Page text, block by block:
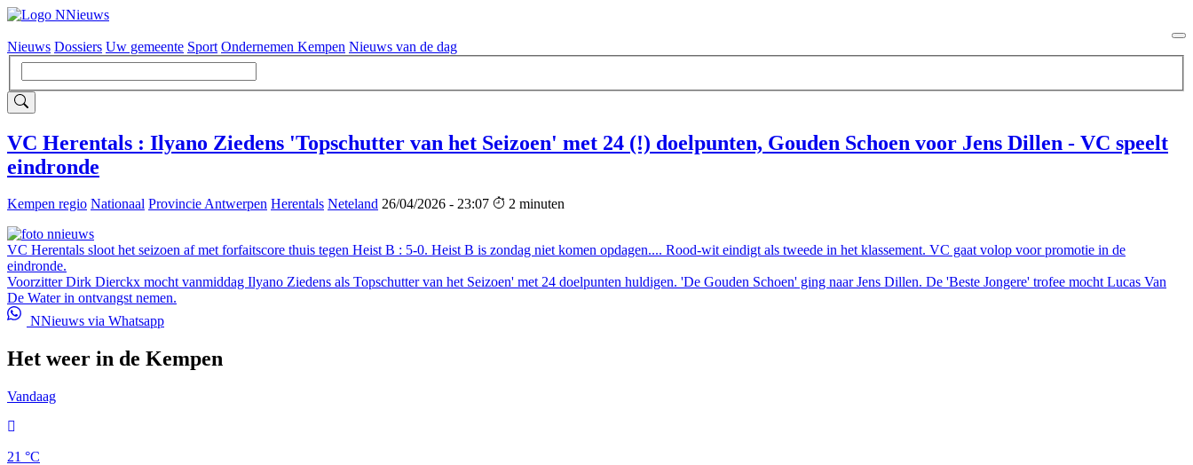
Hoofdnavigatie
Nieuws Dossiers Uw gemeente Sport Ondernemen Kempen Nieuws van de dag
VC Herentals : Ilyano Ziedens 'Topschutter van het Seizoen' met 24 (!) doelpunten, Gouden Schoen voor Jens Dillen - VC speelt
eindronde
Kempen regio Nationaal Provincie Antwerpen Herentals Neteland 26/04/2026 - 23:07 2 minuten
VC Herentals sloot het seizoen af met forfaitscore thuis tegen Heist B : 5-0. Heist B is zondag niet komen opdagen.... Rood-wit eindigt als tweede in het klassement. VC gaat volop voor promotie in de
eindronde.
Voorzitter Dirk Dierckx mocht vanmiddag Ilyano Ziedens als Topschutter van het Seizoen' met 24 doelpunten huldigen. 'De Gouden Schoen' ging naar Jens Dillen. De 'Beste Jongere' trofee mocht Lucas Van
De Water in ontvangst nemen.
NNieuws via Whatsapp
Het weer in de Kempen
Vandaag
21 °C